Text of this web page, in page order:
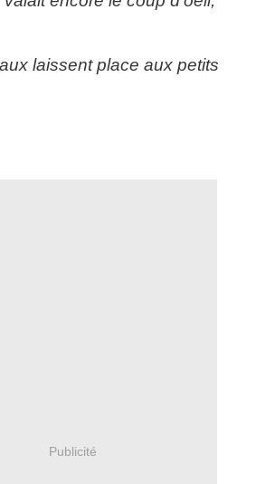
laissent place aux petits
Publicité